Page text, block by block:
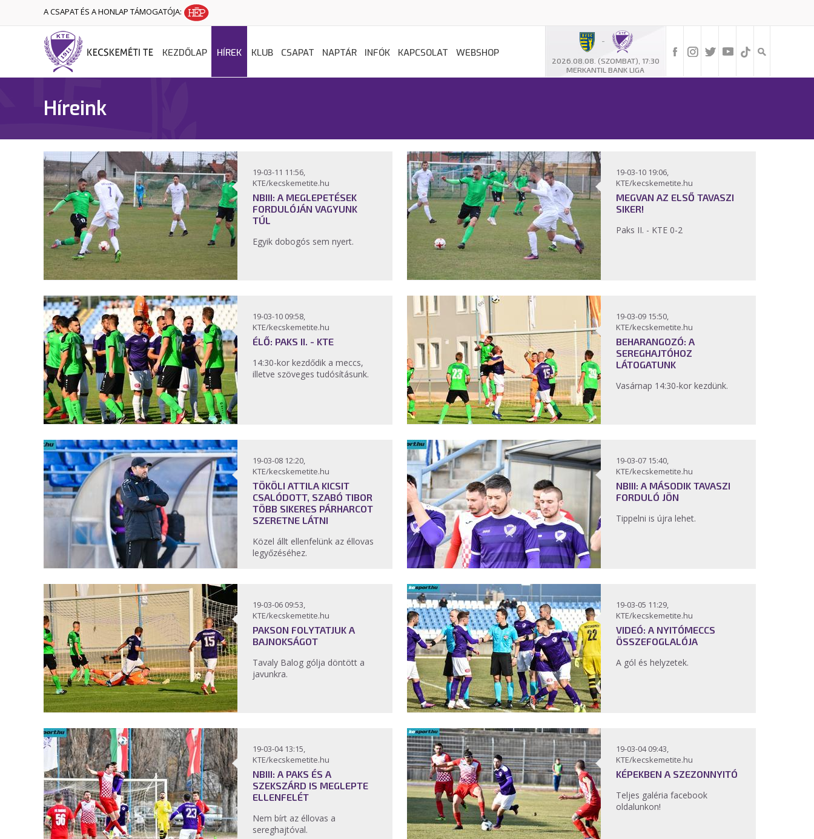
A CSAPAT ÉS A HONLAP TÁMOGATÓJA:
-
2026.08.08. (SZOMBAT), 17:30
MERKANTIL BANK LIGA
KEZDŐLAP HÍREK KLUB CSAPAT NAPTÁR INFÓK KAPCSOLAT WEBSHOP
Híreink
19-03-11 11:56,
KTE/kecskemetite.hu
NBIII: A MEGLEPETÉSEK
FORDULÓJÁN VAGYUNK
TÚL
Egyik dobogós sem nyert.
19-03-10 19:06,
KTE/kecskemetite.hu
MEGVAN AZ ELSŐ TAVASZI
SIKER!
Paks II. - KTE 0-2
19-03-10 09:58,
KTE/kecskemetite.hu
ÉLŐ: PAKS II. - KTE
14:30-kor kezdődik a meccs,
illetve szöveges tudósításunk.
19-03-09 15:50,
KTE/kecskemetite.hu
BEHARANGOZÓ: A
SEREGHAJTÓHOZ
LÁTOGATUNK
Vasárnap 14:30-kor kezdünk.
19-03-08 12:20,
KTE/kecskemetite.hu
TÖKÖLI ATTILA KICSIT
CSALÓDOTT, SZABÓ TIBOR
TÖBB SIKERES PÁRHARCOT
SZERETNE LÁTNI
Közel állt ellenfelünk az éllovas
legyőzéséhez.
19-03-07 15:40,
KTE/kecskemetite.hu
NBIII: A MÁSODIK TAVASZI
FORDULÓ JÖN
Tippelni is újra lehet.
19-03-06 09:53,
KTE/kecskemetite.hu
PAKSON FOLYTATJUK A
BAJNOKSÁGOT
Tavaly Balog gólja döntött a
javunkra.
19-03-05 11:29,
KTE/kecskemetite.hu
VIDEÓ: A NYITÓMECCS
ÖSSZEFOGLALÓJA
A gól és helyzetek.
19-03-04 13:15,
KTE/kecskemetite.hu
NBIII: A PAKS ÉS A
SZEKSZÁRD IS MEGLEPTE
ELLENFELÉT
Nem bírt az éllovas a
sereghajtóval.
19-03-04 09:43,
KTE/kecskemetite.hu
KÉPEKBEN A SZEZONNYITÓ
Teljes galéria facebook
oldalunkon!